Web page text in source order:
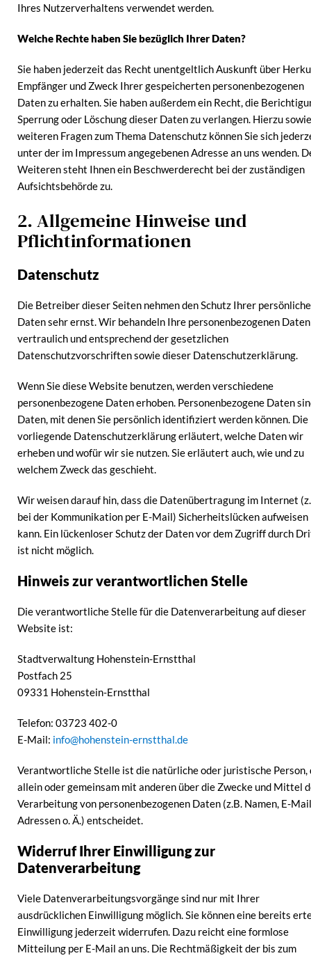
Ihres Nutzerverhaltens verwendet werden.
Welche Rechte haben Sie bezüglich Ihrer Daten?
Sie haben jederzeit das Recht unentgeltlich Auskunft über
Empfänger und Zweck Ihrer gespeicherten personenbezogenen
Daten zu erhalten. Sie haben außerdem ein Recht, die
Sperrung oder Löschung dieser Daten zu verlangen. Hierzu
weiteren Fragen zum Thema Datenschutz können Sie sich
unter der im Impressum angegebenen Adresse an uns wenden.
Weiteren steht Ihnen ein Beschwerderecht bei der zuständigen
Aufsichtsbehörde zu.
2. Allgemeine Hinweise und
Pflichtinformationen
Datenschutz
Die Betreiber dieser Seiten nehmen den Schutz Ihrer
Daten sehr ernst. Wir behandeln Ihre personenbezogenen Daten
vertraulich und entsprechend der gesetzlichen
Datenschutzvorschriften sowie dieser Datenschutzerklärung.
Wenn Sie diese Website benutzen, werden verschiedene
personenbezogene Daten erhoben. Personenbezogene Daten
Daten, mit denen Sie persönlich identifiziert werden können. Die
vorliegende Datenschutzerklärung erläutert, welche Daten wir
erheben und wofür wir sie nutzen. Sie erläutert auch, wie und zu
welchem Zweck das geschieht.
Wir weisen darauf hin, dass die Datenübertragung im Internet
bei der Kommunikation per E-Mail) Sicherheitslücken aufweisen
kann. Ein lückenloser Schutz der Daten vor dem Zugriff durch
ist nicht möglich.
Hinweis zur verantwortlichen Stelle
Die verantwortliche Stelle für die Datenverarbeitung auf dieser
Website ist:
Stadtverwaltung Hohenstein-Ernstthal
Postfach 25
09331 Hohenstein-Ernstthal
Telefon: 03723 402-0
E-Mail: info@hohenstein-ernstthal.de
Verantwortliche Stelle ist die natürliche oder juristische Person,
allein oder gemeinsam mit anderen über die Zwecke und Mittel
Verarbeitung von personenbezogenen Daten (z.B. Namen, E-
Adressen o. Ä.) entscheidet.
Widerruf Ihrer Einwilligung zur
Datenverarbeitung
Viele Datenverarbeitungsvorgänge sind nur mit Ihrer
ausdrücklichen Einwilligung möglich. Sie können eine bereits
Einwilligung jederzeit widerrufen. Dazu reicht eine formlose
Mitteilung per E-Mail an uns. Die Rechtmäßigkeit der bis zum